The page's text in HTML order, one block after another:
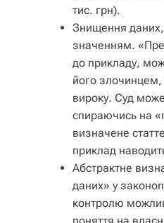
тис. грн).
Знищення даних,
значенням.
до прикладу,
його злочинцем,
вироку. Суд
спираючись на
визначене
приклад
Абстрактне
даних» у
контролю